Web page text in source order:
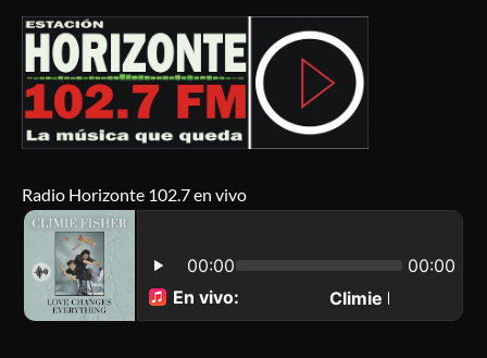
Radio Horizonte 102.7 en vivo